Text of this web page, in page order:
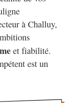
à Challuy,
et fiabilité.
est un